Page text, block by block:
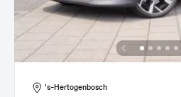
's-Hertogenbosch